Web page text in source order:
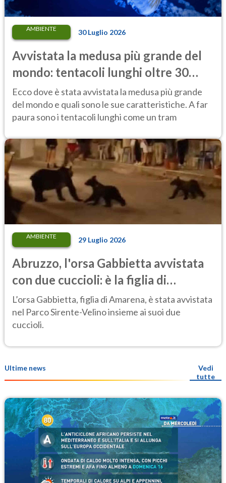
AMBIENTE 30 Luglio 2026
Avvistata la medusa più grande del
mondo: tentacoli lunghi oltre 30
metri, più di un tram cittadino
Ecco dove è stata avvistata la medusa più grande
del mondo e quali sono le sue caratteristiche. A far
paura sono i tentacoli lunghi come un tram
AMBIENTE 29 Luglio 2026
Abruzzo, l'orsa Gabbietta avvistata
con due cuccioli: è la figlia di
Amarena
L’orsa Gabbietta, figlia di Amarena, è stata avvistata
nel Parco Sirente-Velino insieme ai suoi due
cuccioli.
Ultime news
Vedi
tutte